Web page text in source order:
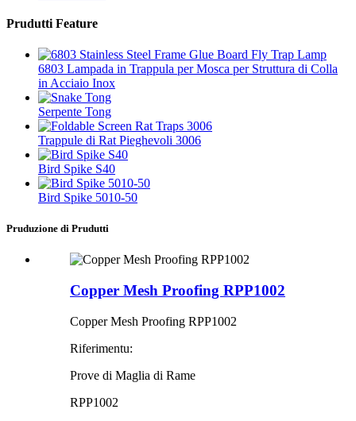
Prudutti Feature
6803 Lampada in Trappula per Mosca per Struttura di Colla
in Acciaio Inox
Serpente Tong
Trappule di Rat Pieghevoli 3006
Bird Spike S40
Bird Spike 5010-50
Pruduzione di Prudutti
Copper Mesh Proofing RPP1002
Copper Mesh Proofing RPP1002
Riferimentu:
Prove di Maglia di Rame
RPP1002